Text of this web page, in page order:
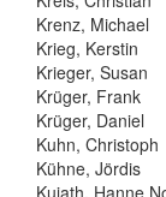
Krenz, Michael
Krieg, Kerstin
Krieger, Susan
Krüger, Frank
Krüger, Daniel
Kuhn, Christoph
Kühne, Jördis
Kujath, Hanne